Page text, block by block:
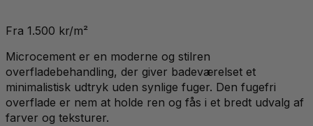
Fra 1.500 kr/m²
Microcement er en moderne og stilren
overfladebehandling, der giver badeværelset et
minimalistisk udtryk uden synlige fuger. Den fugefri
overflade er nem at holde ren og fås i et bredt udvalg af
farver og teksturer.